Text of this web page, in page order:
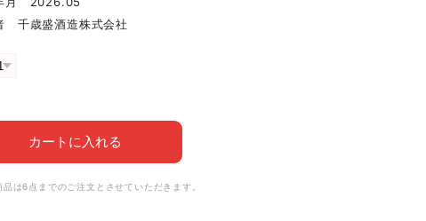
千歳盛酒造株式会社
カートに入れる
品は6点までのご注文とさせていただきます。